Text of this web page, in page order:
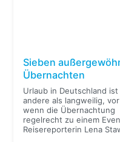
Sieben
Übernachten
Urlaub in Deutschland ist
andere als langweilig,
wenn die Übernachtung
regelrecht zu einem
Reisereporterin Lena